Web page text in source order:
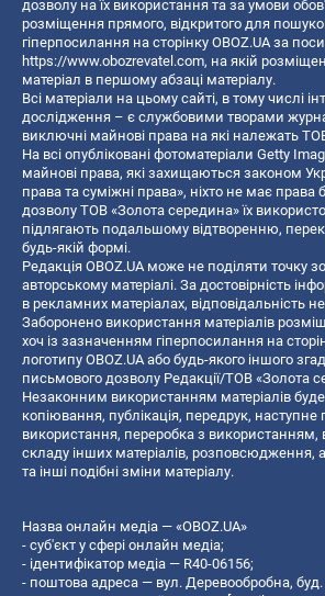
дозволу на їх використання та за умови
розміщення прямого, відкритого для
гіперпосилання на сторінку OBOZ.UA за
https://www.obozrevatel.com, на якій
матеріал в першому абзаці матеріалу.
Всі матеріали на цьому сайті, в тому числі
дослідження – є службовими творами
виключні майнові права на які належать
На всі опубліковані фотоматеріали Getty
майнові права, які захищаються законом
права та суміжні права», ніхто не має права
дозволу ТОВ «Золота середина» їх
підлягають подальшому відтворенню,
будь-якій формі.
Редакція OBOZ.UA може не поділяти точку
авторському матеріалі. За достовірність
в рекламних матеріалах, відповідальність
Заборонено використання матеріалів
хоч із зазначенням гіперпосилання на
логотипу OBOZ.UA або будь-якого іншого
письмового дозволу Редакції/ТОВ «Золота
Незаконним використанням матеріалів
копiювання, публiкацiя, передрук, наступне
використання, переробка з
складу інших матеріалів, розповсюдження,
та інші подібні зміни матеріалу.
Назва онлайн медіа — «OBOZ.UA»
- суб'єкт у сфері онлайн медіа;
- ідентифікатор медіа — R40-06156;
- поштова адреса — вул. Деревообробна, буд.